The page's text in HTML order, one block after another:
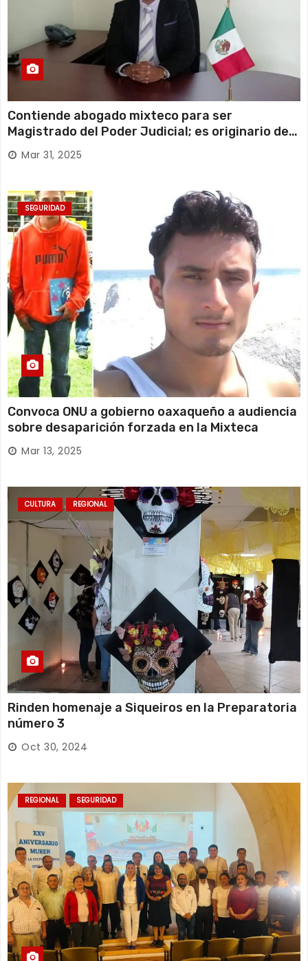
Contiende abogado mixteco para ser
Magistrado del Poder Judicial; es originario de
Huajuapan de León
Mar 31, 2025
SEGURIDAD
Convoca ONU a gobierno oaxaqueño a audiencia
sobre desaparición forzada en la Mixteca
Mar 13, 2025
CULTURA REGIONAL
Rinden homenaje a Siqueiros en la Preparatoria
número 3
Oct 30, 2024
REGIONAL SEGURIDAD